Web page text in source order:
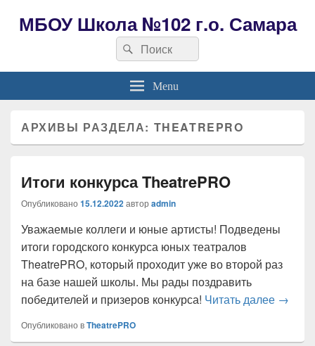
МБОУ Школа №102 г.о. Самара
Search
for:
Search
Menu
АРХИВЫ РАЗДЕЛА: THEATREPRO
Итоги конкурса TheatrePRO
Опубликовано 15.12.2022автор admin
Уважаемые коллеги и юные артисты! Подведены
итоги городского конкурса юных театралов
TheatrePRO, который проходит уже во второй раз
на базе нашей школы. Мы рады поздравить
победителей и призеров конкурса! Читать далее Итоги
→
Опубликовано вTheatrePRO